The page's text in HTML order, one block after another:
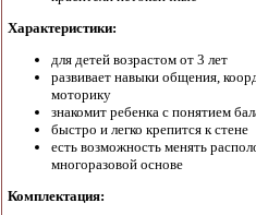
Характеристики:
для детей возрастом от 3 лет
развивает навыки общения,
моторику
знакомит ребенка с понятием
быстро и легко крепится к стене
есть возможность менять
многоразовой основе
Комплектация: